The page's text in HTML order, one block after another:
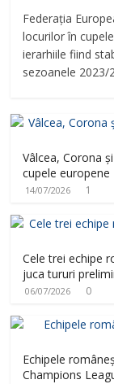
Federația
locurilor în
ierarhiile fiind
sezoanele 2023/
Vâlcea, Corona
cupele europene
14/07/2026 1
Cele trei echipe
juca tururi
06/07/2026 0
Echipele
Champions